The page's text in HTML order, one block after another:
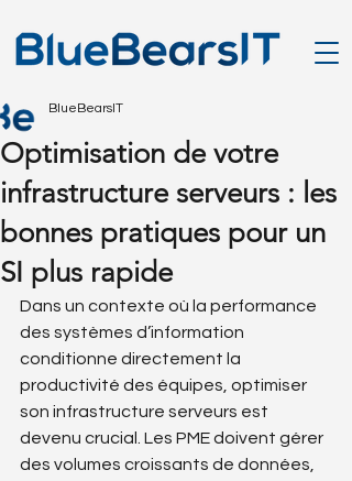
Optimisation de votre
infrastructure serveurs : les
bonnes pratiques pour un
SI plus rapide
BlueBearsIT
Dans un contexte où la performance
des systèmes d’information
conditionne directement la
productivité des équipes, optimiser
son infrastructure serveurs est
devenu crucial. Les PME doivent gérer
des volumes croissants de données,